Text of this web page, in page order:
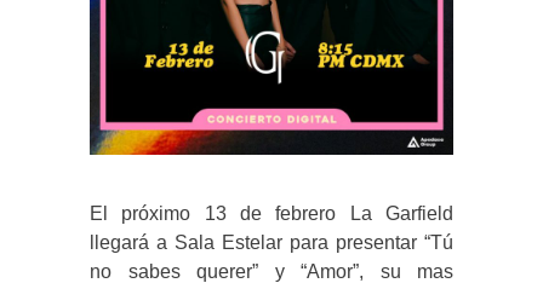
El próximo 13 de febrero La Garfield
llegará a Sala Estelar para presentar “Tú
no sabes querer” y “Amor”, su mas